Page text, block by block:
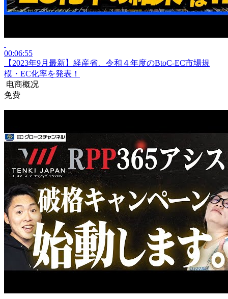
00:06:55
【2023年9月最新】経産省、令和４年度のBtoC-EC市場規
模・EC化率を発表！
电商概况
免费